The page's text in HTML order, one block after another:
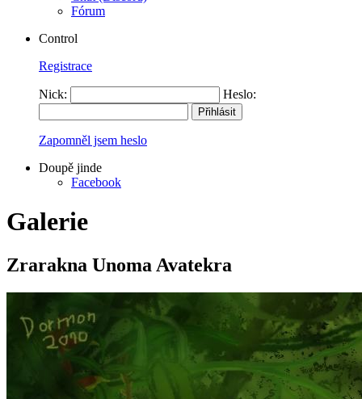
Fórum
Control
Registrace
Nick: Heslo:
Zapomněl jsem heslo
Doupě jinde
Facebook
Galerie
Zrarakna Unoma Avatekra